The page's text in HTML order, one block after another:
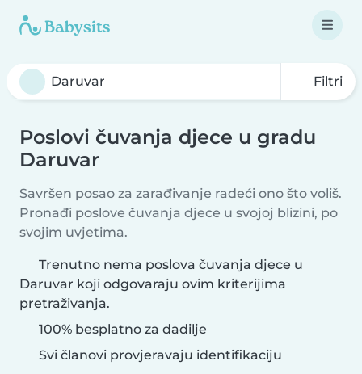
Filtri
Poslovi čuvanja djece u gradu
Daruvar
Savršen posao za zarađivanje radeći ono što voliš.
Pronađi poslove čuvanja djece u svojoj blizini, po
svojim uvjetima.
Trenutno nema poslova čuvanja djece u
Daruvar koji odgovaraju ovim kriterijima
pretraživanja.
100% besplatno za dadilje
Svi članovi provjeravaju identifikaciju